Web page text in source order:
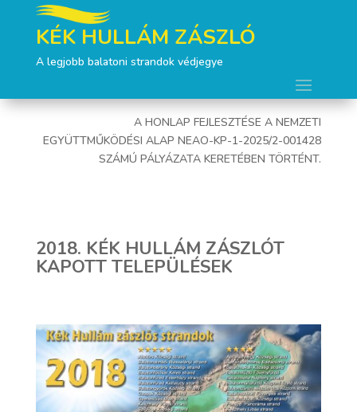
KÉK HULLÁM ZÁSZLÓ
A legjobb balatoni strandok védjegye
A HONLAP FEJLESZTÉSE A NEMZETI
EGYÜTTMŰKÖDÉSI ALAP NEAO-KP-1-2025/2-001428
SZÁMÚ PÁLYÁZATA KERETÉBEN TÖRTÉNT.
2018. KÉK HULLÁM ZÁSZLÓT
KAPOTT TELEPÜLÉSEK